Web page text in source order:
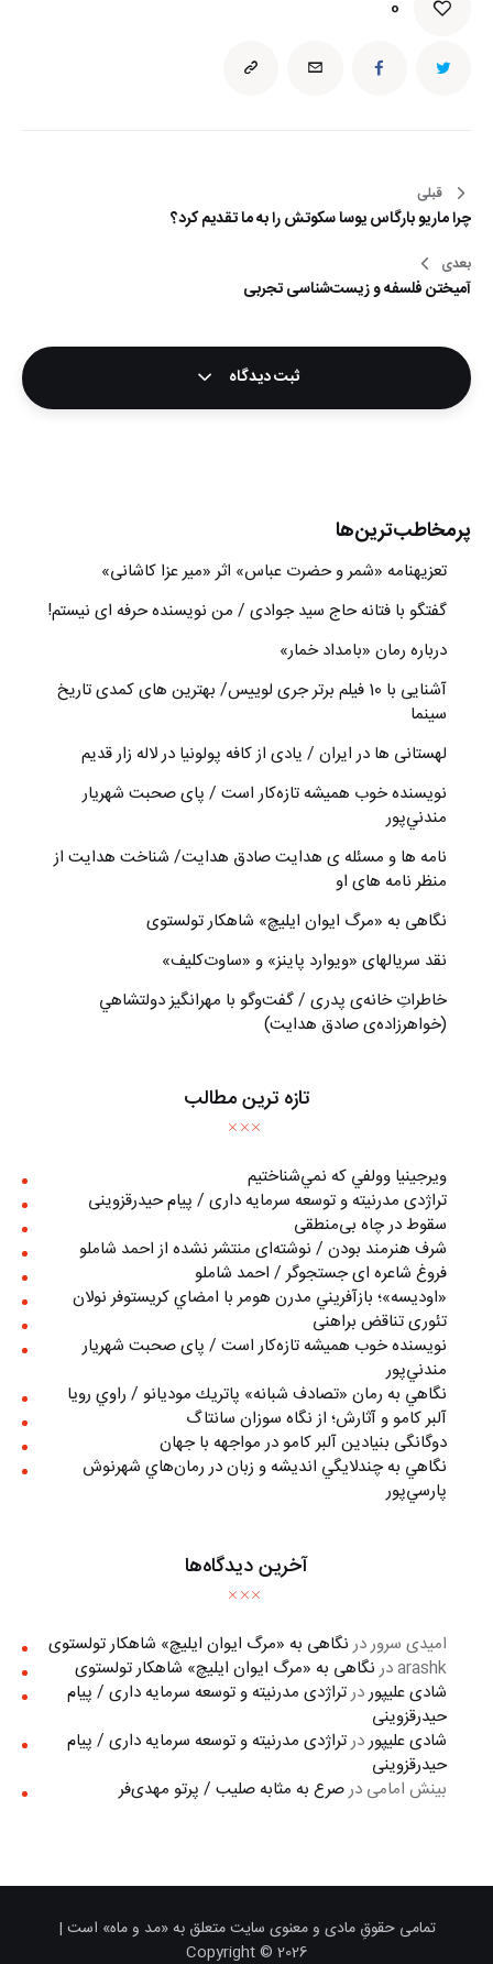
0
راهبری
نوشته
قبلی
چرا ماریو بارگاس یوسا سکوتش را به ما تقدیم کرد؟
بعدی
آمیختن فلسفه و زيست‌شناسي تجربي
ثبت دیدگاه
پرمخاطب‌ترین‌ها
تعزیه‎نامه‏ «شمر و حضرت عباس» اثر «میر عزا کاشانی»
گفتگو با فتانه حاج سید جوادی / من نویسنده حرفه ای نیستم!
درباره رمان «بامداد خمار»
آشنایی با 10 فیلم برتر جری لوییس/ بهترین های کمدی تاریخ
سینما
لهستانی ها در ایران / یادی از کافه پولونیا در لاله زار قدیم
نويسنده خوب هميشه تازه‌كار است / پای صحبت شهريار
مندني‌پور
نامه ها و مسئله ی هدایت صادق هدایت/ شناخت هدایت از
منظر نامه های او
نگاهی به «مرگ ايوان ايليچ» شاهکار تولستوی
نقد سریالهای «ویوارد پاینز» و «ساوت‌کلیف»
خاطراتِ خانه‌ی پدری / گفت‌وگو با مهرانگيز دولتشاهي
(خواهرزاده‌ی صادق هدايت)
تازه ترین مطالب
ويرجينيا وولفي كه نمي‌شناختيم
تراژدی مدرنیته و توسعه سرمایه داری / پیام حیدرقزوینی
سقوط در چاه بی‌منطقی
شرف هنرمند بودن / نوشته‌ای منتشر نشده از احمد شاملو
فروغ شاعره ای جستجوگر / احمد شاملو
«اوديسه»؛ بازآفريني مدرن هومر با امضاي كريستوفر نولان
تئوری تناقض براهنی
نويسنده خوب هميشه تازه‌كار است / پای صحبت شهريار
مندني‌پور
نگاهي به رمان «تصادف شبانه» پاتريك موديانو / راوي رويا
آلبر کامو و آثارش؛ از نگاه سوزان سانتاگ
دوگانگی بنیادین آلبر کامو در مواجهه با جهان
نگاهي به چندلايگي انديشه و زبان در رمان‌هاي شهرنوش
پارسي‌پور
آخرین دیدگاه‌ها
امیدی سروردرنگاهی به «مرگ ايوان ايليچ» شاهکار تولستوی
arashkدرنگاهی به «مرگ ايوان ايليچ» شاهکار تولستوی
شادی علیپوردرتراژدی مدرنیته و توسعه سرمایه داری / پیام
حیدرقزوینی
شادی علیپوردرتراژدی مدرنیته و توسعه سرمایه داری / پیام
حیدرقزوینی
بینش امامی درصرع به مثابه صلیب / پرتو مهدی‌فر
تمامی حقوقِ مادی و معنوی سایت متعلق به «مد و ماه» است |
Copyright © 2026